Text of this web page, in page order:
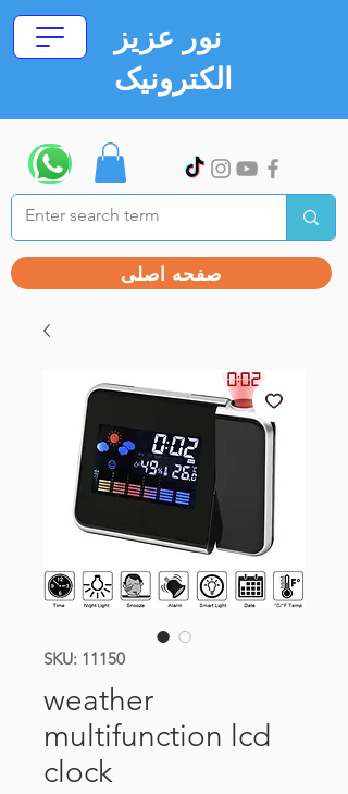
نور عزیز
الکترونیک
صفحه اصلی
SKU: 11150
weather
multifunction lcd
clock